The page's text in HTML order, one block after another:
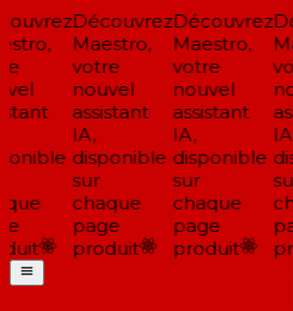
Découvrez
Maestro,
votre
nouvel
assistant
IA,
disponible
sur
chaque
page
produit
Découvrez
Maestro,
votre
nouvel
assistant
IA,
disponible
sur
chaque
page
produit
IA,
sur